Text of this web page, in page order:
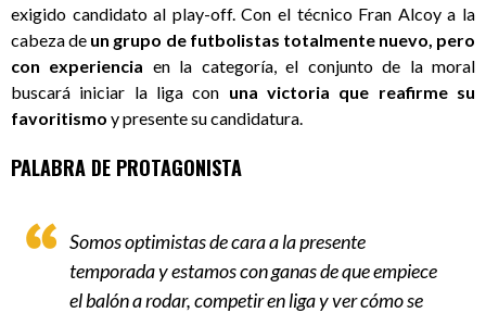
exigido candidato al play-off. Con el técnico Fran Alcoy a la
cabeza de un grupo de futbolistas totalmente nuevo, pero
con experiencia en la categoría, el conjunto de la moral
buscará iniciar la liga con una victoria que reafirme su
favoritismo y presente su candidatura.
PALABRA DE PROTAGONISTA
Somos optimistas de cara a la presente
temporada y estamos con ganas de que empiece
el balón a rodar, competir en liga y ver cómo se